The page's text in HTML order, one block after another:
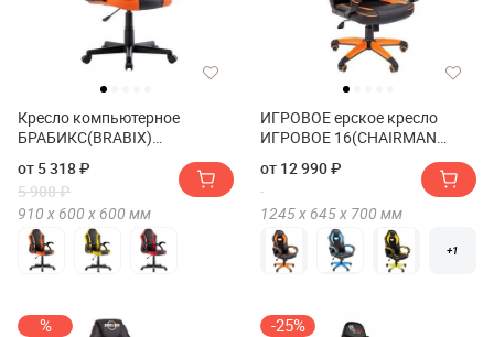
Кресло компьютерное
БРАБИКС(BRABIX)
от 5 318 ₽
5 908 ₽
910 х 600 х 600 мм
ИГРОВОЕ ерское кресло
ИГРОВОЕ 16(CHAIRMAN
от 12 990 ₽
1245 х 645 х 700 мм
+1
% -25%